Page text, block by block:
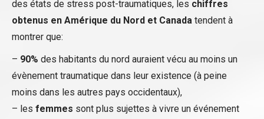
des états de stress post-traumatiques, les chiffres
obtenus en Amérique du Nord et Canada tendent à
montrer que:
– 90% des habitants du nord auraient vécu au moins un
évènement traumatique dans leur existence (à peine
moins dans les autres pays occidentaux),
– les femmes sont plus sujettes à vivre un événement